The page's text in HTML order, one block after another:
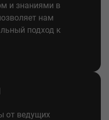
и знаниями в
нам
подход к
от ведущих